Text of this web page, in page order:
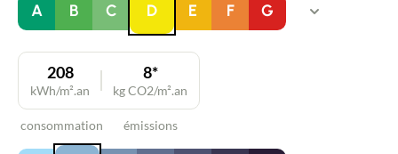
A B C D E F G
consommation
208
kWh/m².an
émissions
8*
kg CO2/m².an